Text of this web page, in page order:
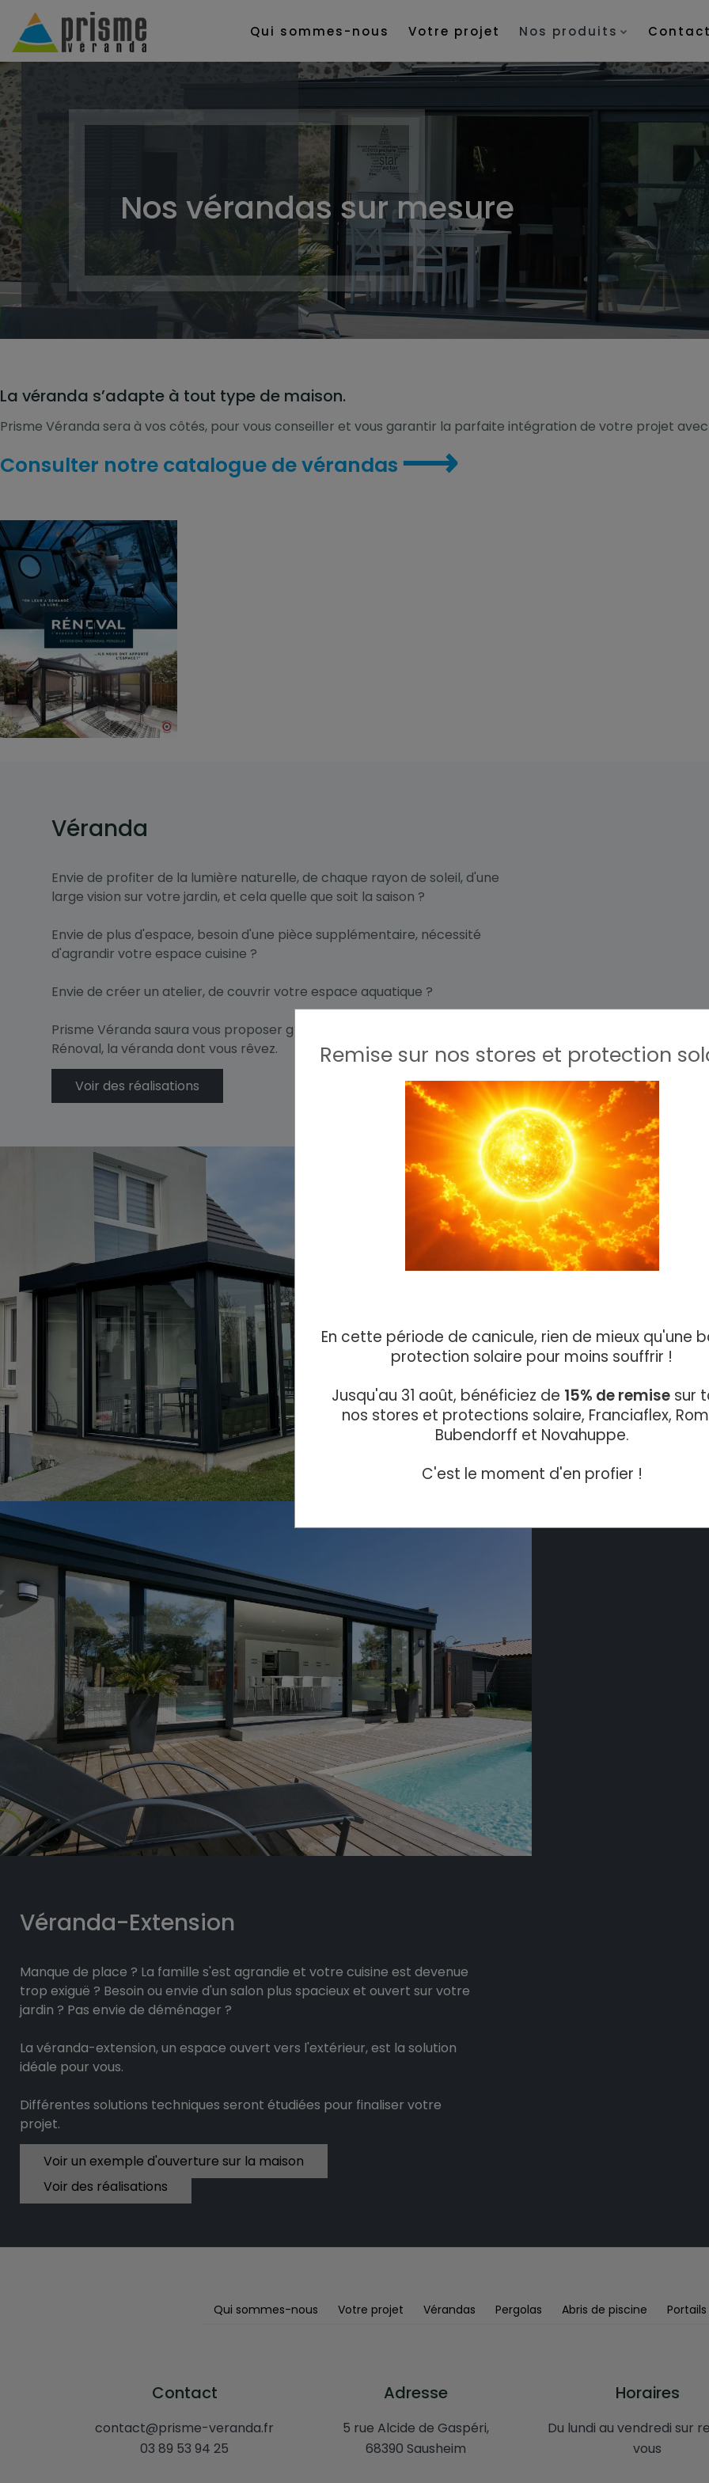
Qui sommes-nous Votre projet Nos produits Contact
Nos vérandas sur mesure
La véranda s’adapte à tout type de maison.
Prisme Véranda sera à vos côtés, pour vous conseiller et vous garantir la parfaite intégration de votre projet
Consulter notre catalogue de vérandas ⟶
Véranda
Envie de profiter de la lumière naturelle, de chaque rayon de soleil, d'une
large vision sur votre jardin, et cela quelle que soit la saison ?
Envie de plus d'espace, besoin d'une pièce supplémentaire, nécessité
d'agrandir votre espace cuisine ?
Envie de créer un atelier, de couvrir votre espace aquatique ?
Prisme Véranda saura vous proposer grâce à la large gamme de produits
Rénoval, la véranda dont vous rêvez.
Voir des réalisations
Véranda-Extension
Manque de place ? La famille s'est agrandie et votre cuisine est devenue
trop exiguë ? Besoin ou envie d'un salon plus spacieux et ouvert sur votre
jardin ? Pas envie de déménager ?
La véranda-extension, un espace ouvert vers l'extérieur, est la solution
idéale pour vous.
Différentes solutions techniques seront étudiées pour finaliser votre
projet.
Voir un exemple d'ouverture sur la maison
Voir des réalisations
Qui sommes-nous Votre projet Vérandas Pergolas Abris de piscine Portails
Contact
contact@prisme-veranda.fr
03 89 53 94 25
Adresse
5 rue Alcide de Gaspéri,
68390 Sausheim
Horaires
Du lundi au vendredi sur
vous
Remise sur nos stores et protection
En cette période de canicule, rien de mieux qu'une
protection solaire pour moins souffrir !
Jusqu'au 31 août, bénéficiez de 15% de remisesur
nos stores et protections solaire, Franciaflex,
Bubendorff et Novahuppe.
C'est le moment d'en profier !